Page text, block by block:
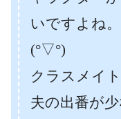
いですよね。
(°▽°)
クラスメイ
夫の出番が